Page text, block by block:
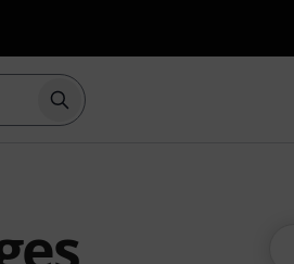
Suche mit Suchwort